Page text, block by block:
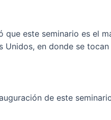
que este seminario es el
en donde se
de este